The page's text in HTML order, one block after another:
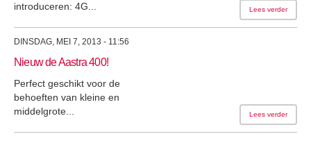
introduceren: 4G...
Lees verder
DINSDAG, MEI 7, 2013 - 11:56
Nieuw de Aastra 400!
Perfect geschikt voor de
behoeften van kleine en
middelgrote...
Lees verder